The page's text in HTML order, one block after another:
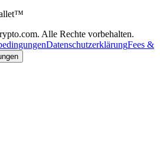
Alle Rechte vorbehalten.
DatenschutzerklärungFees &